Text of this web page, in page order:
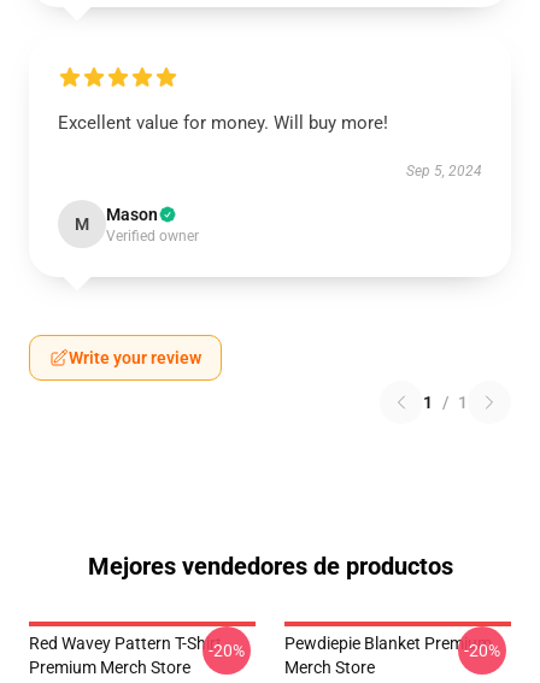
Excellent value for money. Will buy more!
Sep 5, 2024
M Mason
Verified owner
Write your review
1 / 1
Mejores vendedores de productos
Red Wavey Pattern T-Shirt
Premium Merch Store
-20%
Pewdiepie Blanket Premium
Merch Store
-20%